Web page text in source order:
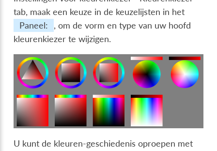
tab, maak een keuze in de keuzelijsten in het
Paneel:
, om de vorm en type van uw hoofd
kleurenkiezer te wijzigen.
U kunt de kleuren-geschiedenis oproepen met